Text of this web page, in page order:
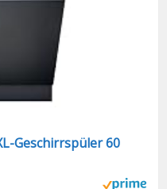
Geschirrspüler 60